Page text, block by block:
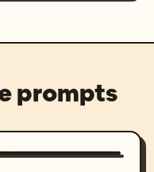
prompts